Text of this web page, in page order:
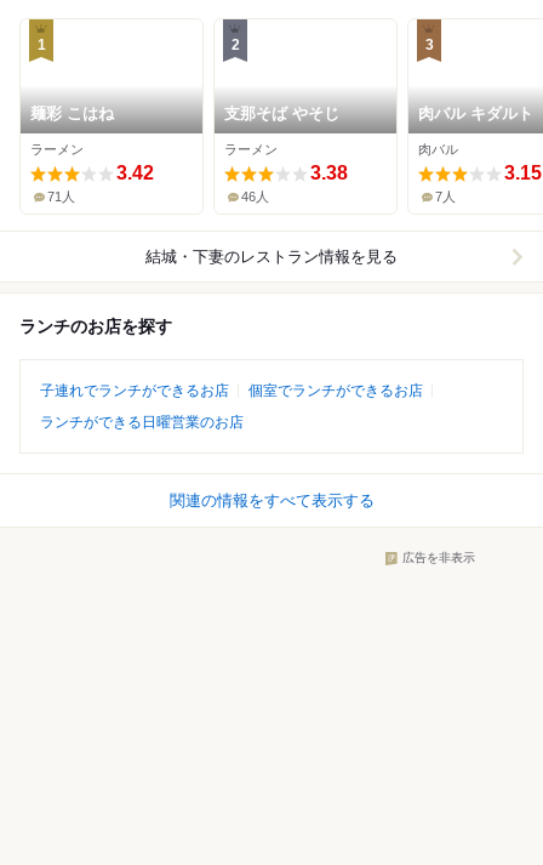
1
麺彩 こはね
ラーメン
3.42
71人
2
支那そば やそじ
ラーメン
3.38
46人
3
肉バル キダルト
肉バル
3.15
7人
結城・下妻のレストラン情報を見る
ランチのお店を探す
子連れでランチができるお店
個室でランチができるお店
ランチができる日曜営業のお店
関連の情報をすべて表示する
広告を非表示